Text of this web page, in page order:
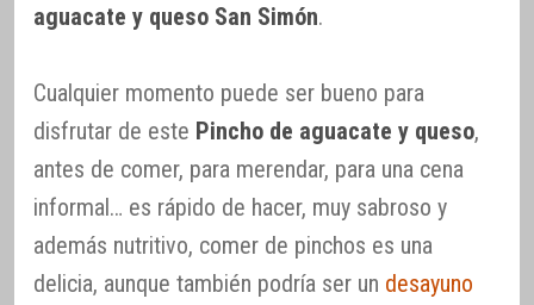
aguacate y queso San Simón.
Cualquier momento puede ser bueno para
disfrutar de este Pincho de aguacate y queso,
antes de comer, para merendar, para una cena
informal… es rápido de hacer, muy sabroso y
además nutritivo, comer de pinchos es una
delicia, aunque también podría ser un desayuno